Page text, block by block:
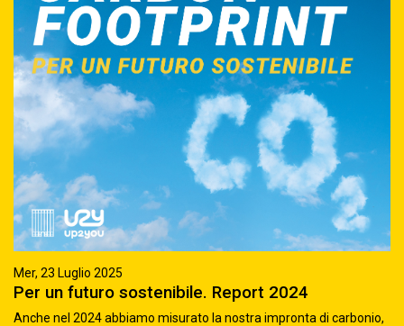
Mer, 23 Luglio 2025
Per un futuro sostenibile. Report 2024
Anche nel 2024 abbiamo misurato la nostra impronta di carbonio,